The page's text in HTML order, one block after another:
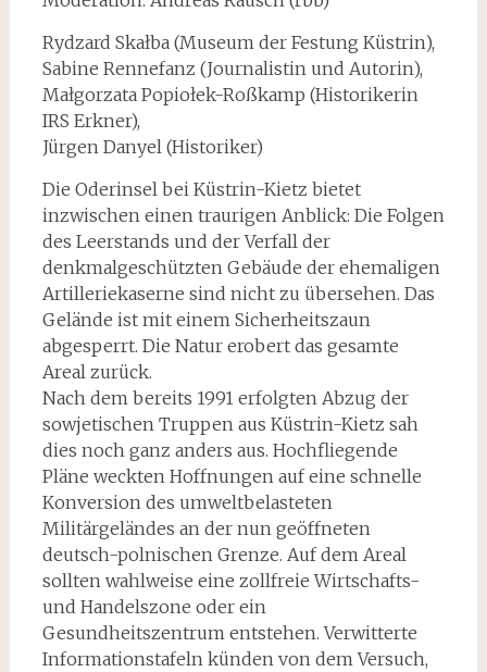
Rydzard Skałba (Museum der Festung Küstrin),
Sabine Rennefanz (Journalistin und Autorin),
Małgorzata Popiołek-Roßkamp (Historikerin
IRS Erkner),
Jürgen Danyel (Historiker)
Die Oderinsel bei Küstrin-Kietz bietet
inzwischen einen traurigen Anblick: Die Folgen
des Leerstands und der Verfall der
denkmalgeschützten Gebäude der ehemaligen
Artillerieka­serne sind nicht zu übersehen. Das
Gelände ist mit einem Sicherheitszaun
abgesperrt. Die Natur erobert das gesamte
Areal zurück.
Nach dem bereits 1991 erfolgten Abzug der
sowjetischen Truppen aus Küstrin-Kietz sah
dies noch ganz anders aus. Hochfliegende
Pläne weckten Hoffnungen auf eine schnelle
Konver­sion des umweltbelasteten
Militärgeländes an der nun geöffneten
deutsch-polnischen Grenze. Auf dem Areal
sollten wahlweise eine zollfreie Wirtschafts-
und Handelszone oder ein
Gesundheitszentrum entstehen. Verwitterte
Informationstafeln künden von dem Ver­such,